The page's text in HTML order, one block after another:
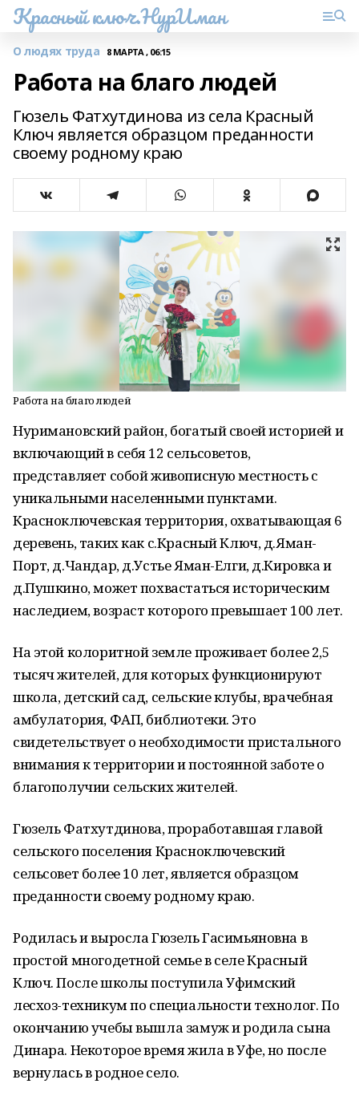
Красный ключ.НурИман
О людях труда 8 МАРТА , 06:15
Работа на благо людей
Гюзель Фатхутдинова из села Красный
Ключ является образцом преданности
своему родному краю
Работа на благо людей
Нуримановский район, богатый своей историей и
включающий в себя 12 сельсоветов,
представляет собой живописную местность с
уникальными населенными пунктами.
Красноключевская территория, охватывающая 6
деревень, таких как с.Красный Ключ, д.Яман-
Порт, д.Чандар, д.Устье Яман-Елги, д.Кировка и
д.Пушкино, может похвастаться историческим
наследием, возраст которого превышает 100 лет.
На этой колоритной земле проживает более 2,5
тысяч жителей, для которых функционируют
школа, детский сад, сельские клубы, врачебная
амбулатория, ФАП, библиотеки. Это
свидетельствует о необходимости пристального
внимания к территории и постоянной заботе о
благополучии сельских жителей.
Гюзель Фатхутдинова, проработавшая главой
сельского поселения Красноключевский
сельсовет более 10 лет, является образцом
преданности своему родному краю.
Родилась и выросла Гюзель Гасимьяновна в
простой многодетной семье в селе Красный
Ключ. После школы поступила Уфимский
лесхоз-техникум по специальности технолог. По
окончанию учебы вышла замуж и родила сына
Динара. Некоторое время жила в Уфе, но после
вернулась в родное село.